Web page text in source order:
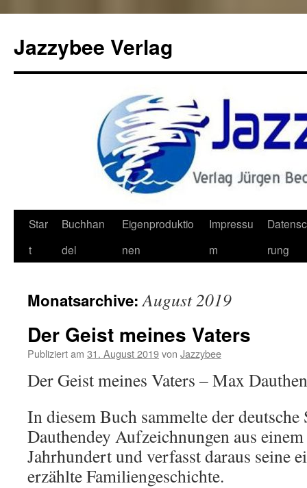
Jazzybee Verlag
Zum
Inhalt
Star
t
Buchhan
del
Eigenproduktio
nen
Impressu
m
rung
Monatsarchive:August 2019
Der Geist meines Vaters
Publiziert am 31. August 2019von Jazzybee
Der Geist meines Vaters – Max
In diesem Buch sammelte der
Dauthendey Aufzeichnungen aus
Jahrhundert und verfasst daraus seine
erzählte Familiengeschichte.